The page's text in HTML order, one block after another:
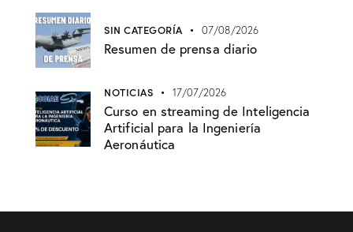
SIN CATEGORÍA 07/08/2026
Resumen de prensa diario
NOTICIAS 17/07/2026
Curso en streaming de Inteligencia
Artificial para la Ingeniería
Aeronáutica